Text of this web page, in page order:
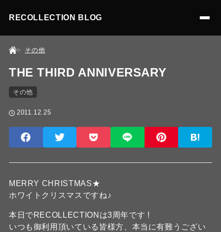
RECOLLECTION BLOG
その他
THE THIRD ANNIVERSARY
その他
2011.12.25
MERRY CHRISTMAS★
ホワイトクリスマスですね♪
本日でRECOLLECTIONは3周年です !
いつも御利用頂いている皆様方、本当に有難うござい